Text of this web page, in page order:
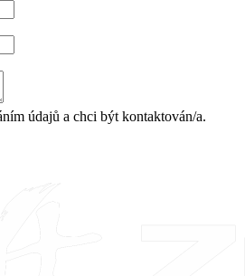
údajů a chci být kontaktován/a.